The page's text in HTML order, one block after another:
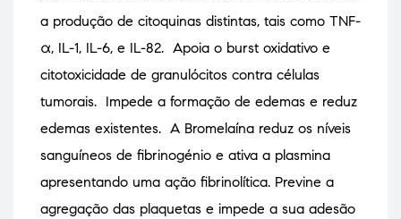
a produção de citoquinas distintas, tais como TNF-
α, IL-1, IL-6, e IL-82. Apoia o burst oxidativo e
citotoxicidade de granulócitos contra células
tumorais. Impede a formação de edemas e reduz
edemas existentes. A Bromelaína reduz os níveis
sanguíneos de fibrinogénio e ativa a plasmina
apresentando uma ação fibrinolítica. Previne a
agregação das plaquetas e impede a sua adesão